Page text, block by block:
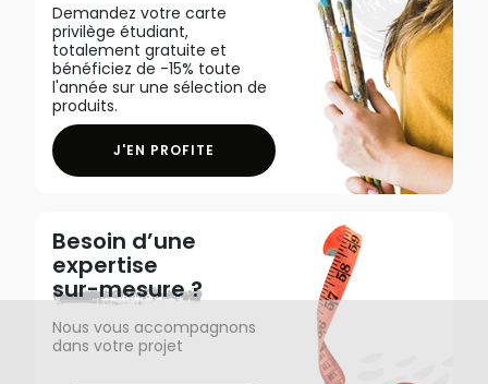
Demandez votre carte
privilège étudiant,
totalement gratuite et
bénéficiez de -15% toute
l'année sur une sélection de
produits.
J'EN PROFITE
Besoin d’une
expertise
sur-mesure ?
Nous vous accompagnons
dans votre projet